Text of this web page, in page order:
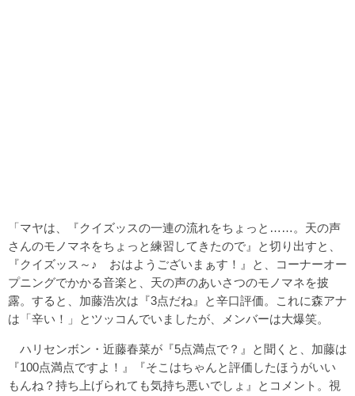
「マヤは、『クイズッスの一連の流れをちょっと……。天の声
さんのモノマネをちょっと練習してきたので』と切り出すと、
『クイズッス～♪ おはようございまぁす！』と、コーナーオー
プニングでかかる音楽と、天の声のあいさつのモノマネを披
露。すると、加藤浩次は『3点だね』と辛口評価。これに森アナ
は「辛い！」とツッコんでいましたが、メンバーは大爆笑。
ハリセンボン・近藤春菜が『5点満点で？』と聞くと、加藤は
『100点満点ですよ！』『そこはちゃんと評価したほうがいい
もんね？持ち上げられても気持ち悪いでしょ』とコメント。視